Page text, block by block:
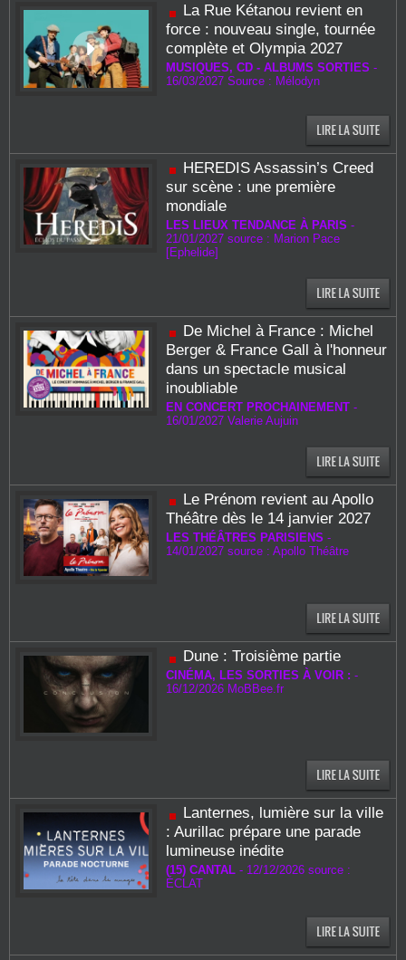
La Rue Kétanou revient en
force : nouveau single, tournée
complète et Olympia 2027
MUSIQUES, CD - ALBUMS SORTIES -
16/03/2027 Source : Mélodyn
HEREDIS Assassin’s Creed
sur scène : une première
mondiale
LES LIEUX TENDANCE À PARIS -
21/01/2027 source : Marion Pace
[Ephelide]
De Michel à France : Michel
Berger & France Gall à l'honneur
dans un spectacle musical
inoubliable
EN CONCERT PROCHAINEMENT-
16/01/2027 Valerie Aujuin
Le Prénom revient au Apollo
Théâtre dès le 14 janvier 2027
LES THÉÂTRES PARISIENS -
14/01/2027 source : Apollo Théâtre
Dune : Troisième partie
CINÉMA, LES SORTIES À VOIR : -
16/12/2026 MoBBee.fr
Lanternes, lumière sur la ville
: Aurillac prépare une parade
lumineuse inédite
(15) CANTAL- 12/12/2026 source :
ÉCLAT